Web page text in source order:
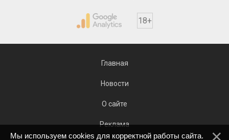
18+
Главная
Новости
О сайте
Реклама
Мы используем cookies для корректной работы сайта.